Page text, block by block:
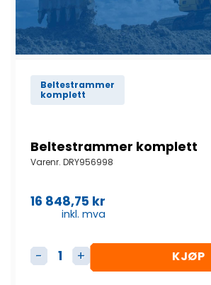
Beltestrammer
komplett
Beltestrammer komplett
Varenr. DRY956998
16 848,75 kr
inkl. mva
Beltestrammer komplett antall
KJØP